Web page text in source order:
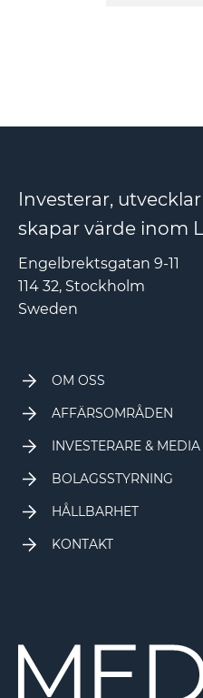
Investerar, utvecklar
skapar värde inom
Engelbrektsgatan 9-11
114 32, Stockholm
Sweden
OM OSS
AFFÄRSOMRÅDEN
INVESTERARE & MEDIA
BOLAGSSTYRNING
HÅLLBARHET
KONTAKT